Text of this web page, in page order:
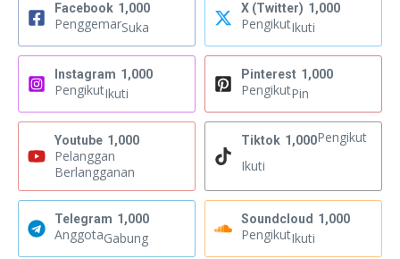
Facebook 1,000
PenggemarSuka
X (Twitter) 1,000
PengikutIkuti
Instagram 1,000
PengikutIkuti
Pinterest 1,000
PengikutPin
Youtube 1,000
Pelanggan
Berlangganan
Tiktok 1,000Pengikut
Ikuti
Telegram 1,000
AnggotaGabung
Soundcloud 1,000
PengikutIkuti